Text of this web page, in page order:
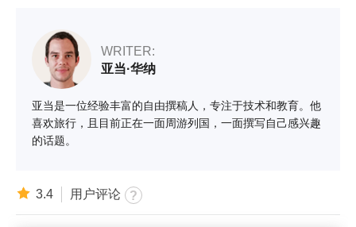
WRITER:
亚当·华纳
亚当是一位经验丰富的自由撰稿人，专注于技术和教育。他
喜欢旅行，且目前正在一面周游列国，一面撰写自己感兴趣
的话题。
3.4 用户评论